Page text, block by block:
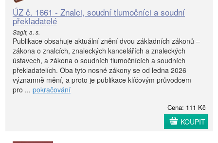
ÚZ č. 1661 - Znalci, soudní tlumočníci a soudní
překladatelé
Sagit, a. s.
Publikace obsahuje aktuální znění dvou základních zákonů –
zákona o znalcích, znaleckých kancelářích a znaleckých
ústavech, a zákona o soudních tlumočnících a soudních
překladatelích. Oba tyto nosné zákony se od ledna 2026
významně mění, a proto je publikace klíčovým průvodcem
pro ... pokračování
Cena: 111 Kč
KOUPIT